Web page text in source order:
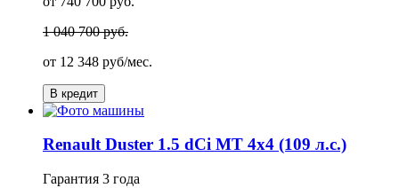
1 040 700 руб.
от 12 348 руб/мес.
В кредит
Renault Duster 1.5 dCi MT 4x4 (109 л.с.)
Гарантия 3 года